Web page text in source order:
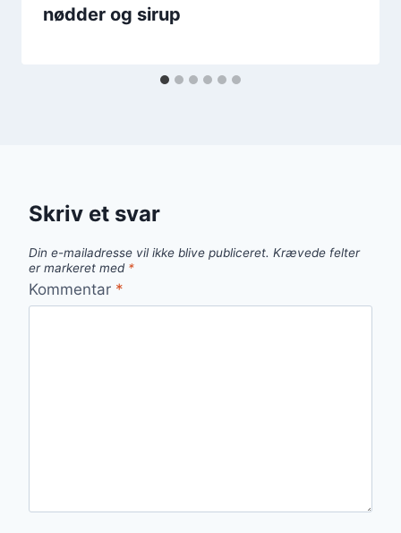
nødder og sirup
Skriv et svar
Din e-mailadresse vil ikke blive publiceret. Krævede felter
er markeret med *
Kommentar *